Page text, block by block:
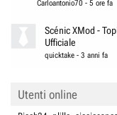
Carloantonio70 - 5 ore fa
Scénic XMod -
Ufficiale
quicktake -3 anni fa
Utenti online